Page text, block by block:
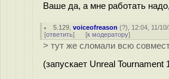
Ваше да, а мне работать
5.129 ,voiceofreason (?), 12:04, 11/
[ответить] [к модератору]
> тут же сломали всю
(запускает Unreal Tournament